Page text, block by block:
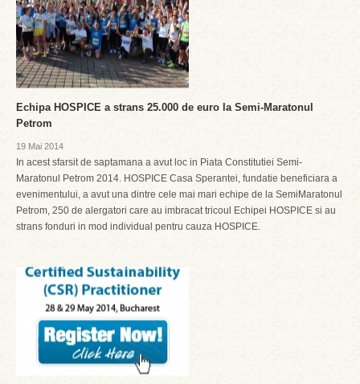
Echipa HOSPICE a strans 25.000 de euro la Semi-Maratonul
Petrom
19 Mai 2014
In acest sfarsit de saptamana a avut loc in Piata Constitutiei Semi-
Maratonul Petrom 2014. HOSPICE Casa Sperantei, fundatie beneficiara a
evenimentului, a avut una dintre cele mai mari echipe de la SemiMaratonul
Petrom, 250 de alergatori care au imbracat tricoul Echipei HOSPICE si au
strans fonduri in mod individual pentru cauza HOSPICE.